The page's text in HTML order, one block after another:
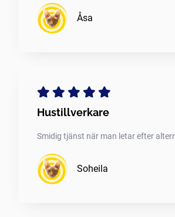
Åsa
Hustillverkare
Smidig tjänst när man letar efter
Soheila